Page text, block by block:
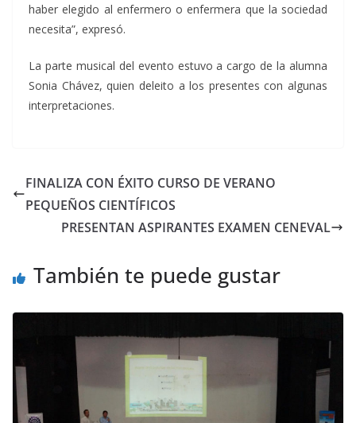
haber elegido al enfermero o enfermera que la sociedad
necesita”, expresó.
La parte musical del evento estuvo a cargo de la alumna
Sonia Chávez, quien deleito a los presentes con algunas
interpretaciones.
FINALIZA CON ÉXITO CURSO DE VERANO
PEQUEÑOS CIENTÍFICOS
PRESENTAN ASPIRANTES EXAMEN CENEVAL
También te puede gustar